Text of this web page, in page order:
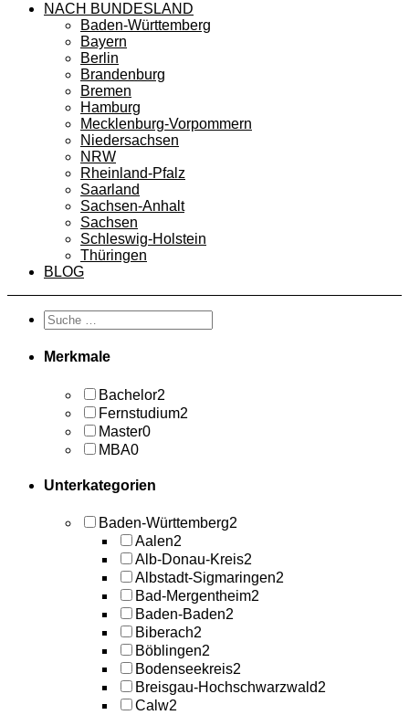
NACH BUNDESLAND
Baden-Württemberg
Bayern
Berlin
Brandenburg
Bremen
Hamburg
Mecklenburg-Vorpommern
Niedersachsen
NRW
Rheinland-Pfalz
Saarland
Sachsen-Anhalt
Sachsen
Schleswig-Holstein
Thüringen
BLOG
Merkmale
Bachelor2
Fernstudium2
Master0
MBA0
Unterkategorien
Baden-Württemberg2
Aalen2
Alb-Donau-Kreis2
Albstadt-Sigmaringen2
Bad-Mergentheim2
Baden-Baden2
Biberach2
Böblingen2
Bodenseekreis2
Breisgau-Hochschwarzwald2
Calw2